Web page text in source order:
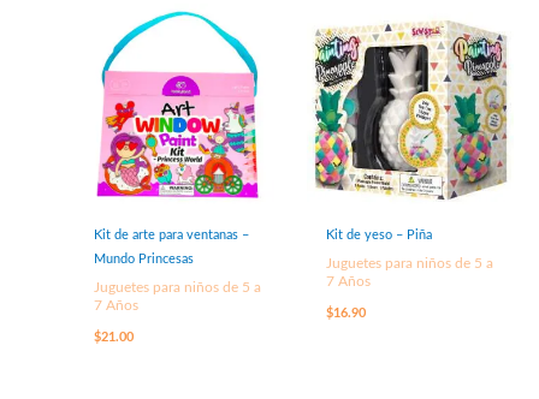
Kit de arte para ventanas –
Mundo Princesas
Juguetes para niños de 5 a
7 Años
$21.00
Kit de yeso – Piña
Juguetes para niños de 5 a
7 Años
$16.90